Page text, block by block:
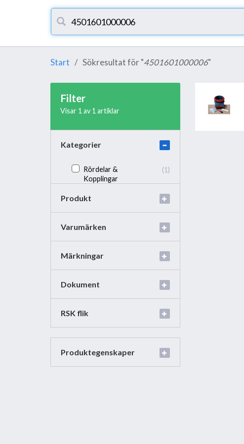
Start Sökresultat för "4501601000006"
Filter
Visar 1 av 1 artiklar
Kategorier
Rördelar &
Kopplingar
(1)
Produkt
Varumärken
Märkningar
Dokument
RSK flik
Produktegenskaper